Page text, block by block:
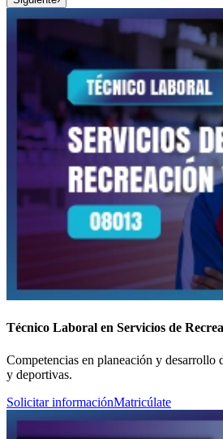
Técnico Laboral en Servicios de
Competencias en planeación y desarrollo
y deportivas.
Solicitar informaciónMatricúlate